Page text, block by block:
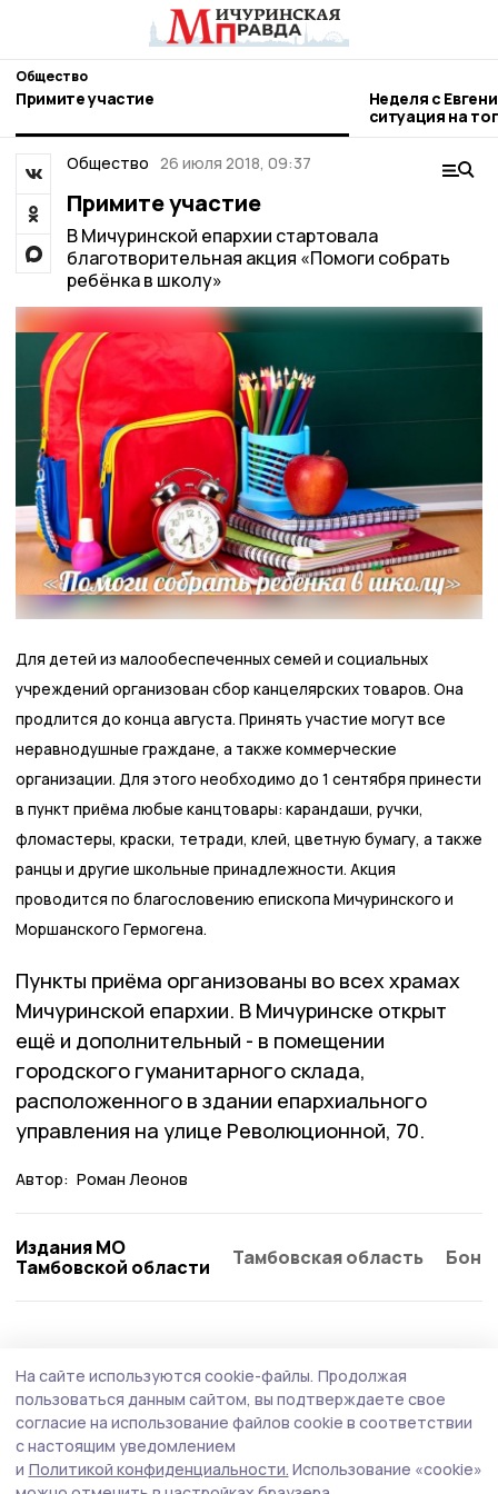
Общество
Примите участие
Неделя с
ситуация на
городе и
Общество 26 июля 2018, 09:37
Примите участие
В Мичуринской епархии стартовала
благотворительная акция «Помоги собрать
ребёнка в школу»
Для детей из малообеспеченных семей и социальных
учреждений организован сбор канцелярских товаров. Она
продлится до конца августа. Принять участие могут все
неравнодушные граждане, а также коммерческие
организации. Для этого необходимо до 1 сентября принести
в пункт приёма любые канцтовары: карандаши, ручки,
фломастеры, краски, тетради, клей, цветную бумагу, а также
ранцы и другие школьные принадлежности. Акция
проводится по благословению епископа Мичуринского и
Моршанского Гермогена.
Пункты приёма организованы во всех храмах
Мичуринской епархии. В Мичуринске открыт
ещё и дополнительный - в помещении
городского гуманитарного склада,
расположенного в здании епархиального
управления на улице Революционной, 70.
Автор: Роман Леонов
Издания МО
Тамбовской области
Тамбовская область
На сайте используются cookie-файлы. Продолжая
пользоваться данным сайтом, вы подтверждаете свое
согласие на использование файлов cookie в соответствии
с настоящим уведомлением
и Политикой конфиденциальности. Использование «cookie»